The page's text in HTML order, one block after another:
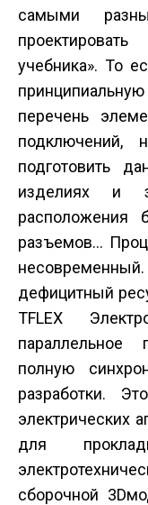
самыми
учебника». То
перечень
подключений,
подготовить
изделиях и
расположения
разъемов…
дефицитный
T­FLEX
параллельное
полную
разработки.
электрических
для
сборочной